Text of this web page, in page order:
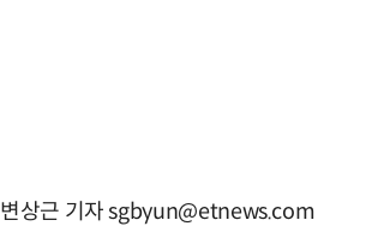
변상근 기자 sgbyun@etnews.com